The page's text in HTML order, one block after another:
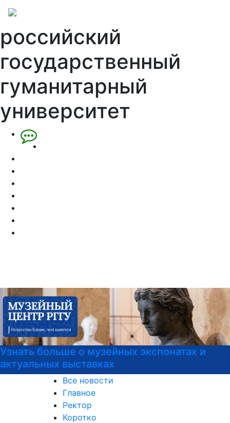
российский
государственный
гуманитарный
университет
Узнать больше о музейных экспонатах и
актуальных выставках
Все новости
Главное
Ректор
Коротко